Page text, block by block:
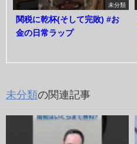
未分類
関税に乾杯(そして完敗) #お
金の日常ラップ
未分類の関連記事